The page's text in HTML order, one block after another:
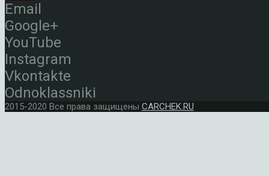
Email
Google+
YouTube
Instagram
Vkontakte
Odnoklassniki
2015-2020 Все права защищены CARCHEK.RU